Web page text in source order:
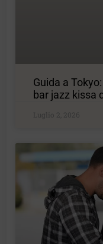
Guida a
bar jazz kissa
Luglio 2, 2026